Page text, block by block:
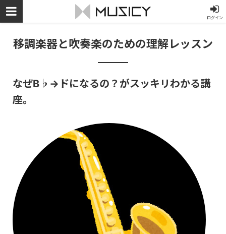
ログイン
移調楽器と吹奏楽のための理解レッスン
なぜB♭→ドになるの？がスッキリわかる講
座。